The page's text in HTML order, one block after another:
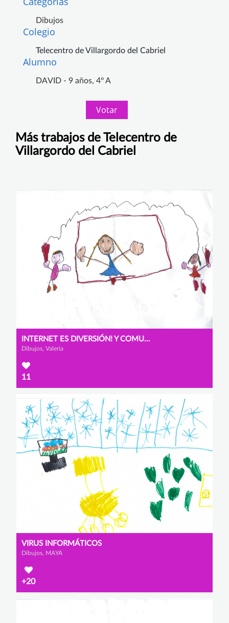
Dibujos
Colegio
Telecentro de Villargordo del Cabriel
Alumno
DAVID - 9 años, 4º A
Votar
Más trabajos de Telecentro de
Villargordo del Cabriel
INTERNET ES DIVERSIÓN! Y COMUNICARSE CON LOS QUE ESTÁN LEJOS
Dibujos, Valeria
11
VIRUS INFORMÁTICOS
Dibujos, MAYA
+20